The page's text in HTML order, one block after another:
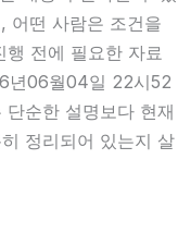
어떤 사람은 조건을
전에 필요한 자료
년06월04일 22시52
순한 설명보다 현재
정리되어 있는지 살